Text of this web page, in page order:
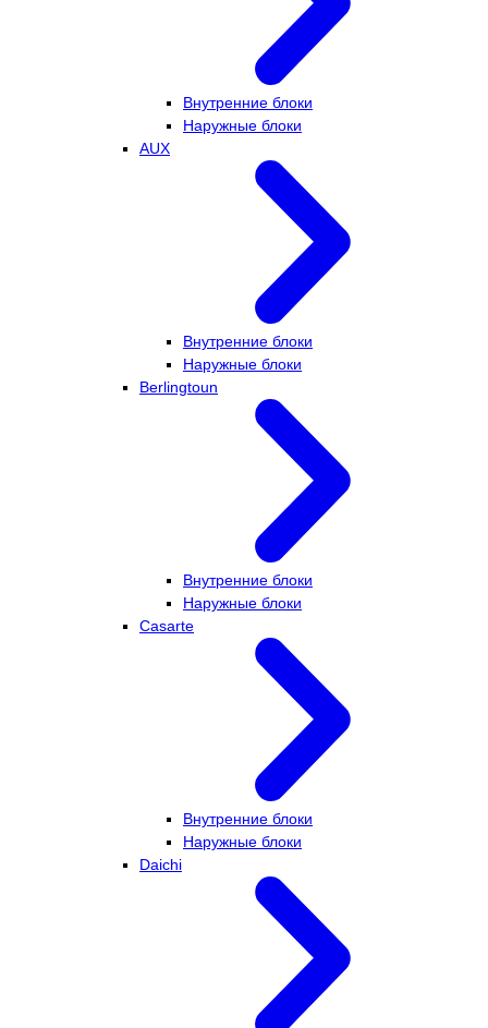
Внутренние блоки
Наружные блоки
AUX
Внутренние блоки
Наружные блоки
Berlingtoun
Внутренние блоки
Наружные блоки
Casarte
Внутренние блоки
Наружные блоки
Daichi